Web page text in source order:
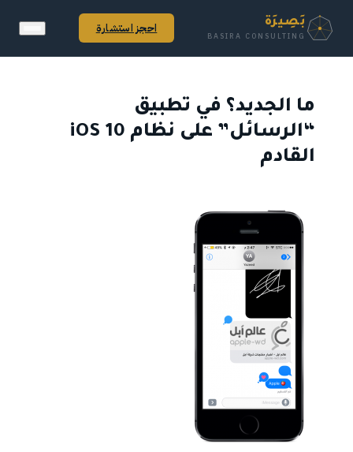
بَصِيرَة
BASIRA CONSULTING
احجز استشارة
ما الجديد؟ في تطبيق
“الرسائل” على نظام iOS 10
القادم